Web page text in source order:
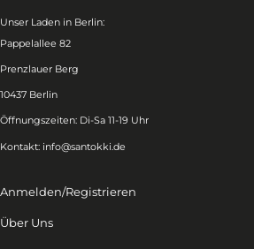
Unser Laden in Berlin:
Pappelallee 82
Prenzlauer Berg
10437 Berlin
Öffnungszeiten: Di-Sa 11-19 Uhr
Kontakt: info@santokki.de
Anmelden/Registrieren
Über Uns